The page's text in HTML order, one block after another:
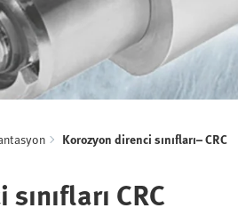
Korozyon direnci sınıfları– CRC
CRC